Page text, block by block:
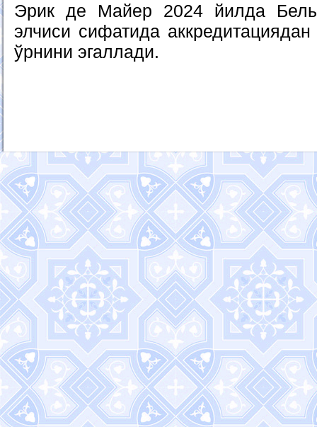
Эрик де Майер 2024 йилда
элчиси сифатида
ўрнини эгаллади.